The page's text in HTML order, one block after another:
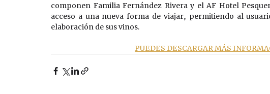
componen Familia Fernández Rivera y el AF Hotel
acceso a una nueva forma de viajar, permitiendo al
elaboración de sus vinos.
PUEDES DESCARGAR MÁS